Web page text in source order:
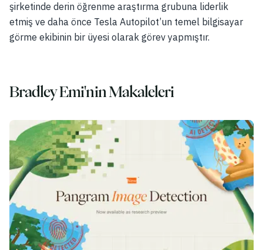
Kullanım Örnekleri
Şirket
Satış Departmanı ile İletişime Geçin
Giriş
Ücretsiz Deneyin
şirketinde derin öğrenme araştırma grubuna liderlik
etmiş ve daha önce Tesla Autopilot’un temel bilgisayar
görme ekibinin bir üyesi olarak görev yapmıştır.
Bradley Emi'nin Makaleleri